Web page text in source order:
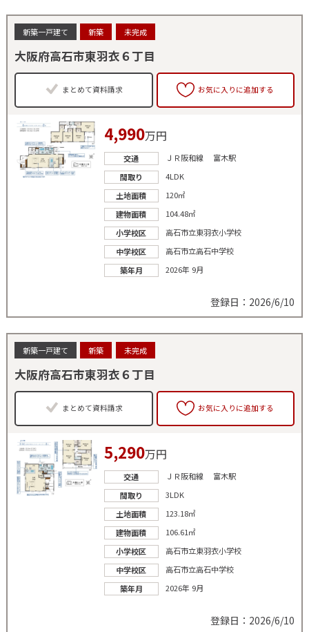
新築一戸建て 新築 未完成
大阪府高石市東羽衣６丁目
まとめて資料請求 お気に入りに追加する
4,990万円
交通
ＪＲ阪和線 富木駅
間取り
4LDK
土地面積
120㎡
建物面積
104.48㎡
小学校区
高石市立東羽衣小学校
中学校区
高石市立高石中学校
築年月
2026年 9月
登録日：2026/6/10
新築一戸建て 新築 未完成
大阪府高石市東羽衣６丁目
まとめて資料請求 お気に入りに追加する
5,290万円
交通
ＪＲ阪和線 富木駅
間取り
3LDK
土地面積
123.18㎡
建物面積
106.61㎡
小学校区
高石市立東羽衣小学校
中学校区
高石市立高石中学校
築年月
2026年 9月
登録日：2026/6/10